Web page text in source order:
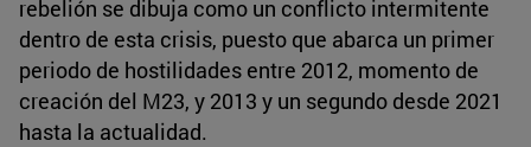
rebelión se dibuja como un conflicto intermitente
dentro de esta crisis, puesto que abarca un primer
periodo de hostilidades entre 2012, momento de
creación del M23, y 2013 y un segundo desde 2021
hasta la actualidad.